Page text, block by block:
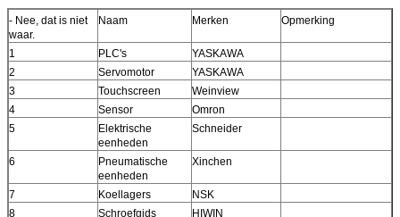
- Nee, dat is niet
waar.
Naam Merken Opmerking
1 PLC's
YASKAWA
2
Servomotor
YASKAWA
3
Touchscreen
Weinview
4
Sensor
Omron
5
Elektrische
eenheden
Schneider
6
Pneumatische
eenheden
Xinchen
7 Koellagers
NSK
8
Schroefgids
HIWIN